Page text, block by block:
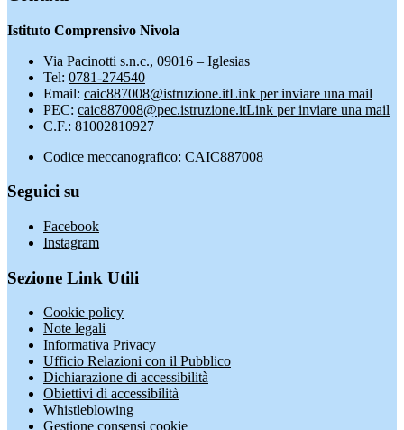
Istituto Comprensivo Nivola
Via Pacinotti s.n.c., 09016 – Iglesias
Tel: 0781-274540
Email: caic887008@istruzione.itLink per inviare una mail
PEC: caic887008@pec.istruzione.itLink per inviare una mail
C.F.: 81002810927
Codice meccanografico: CAIC887008
Seguici su
Facebook
Instagram
Sezione Link Utili
Cookie policy
Note legali
Informativa Privacy
Ufficio Relazioni con il Pubblico
Dichiarazione di accessibilità
Obiettivi di accessibilità
Whistleblowing
Gestione consensi cookie